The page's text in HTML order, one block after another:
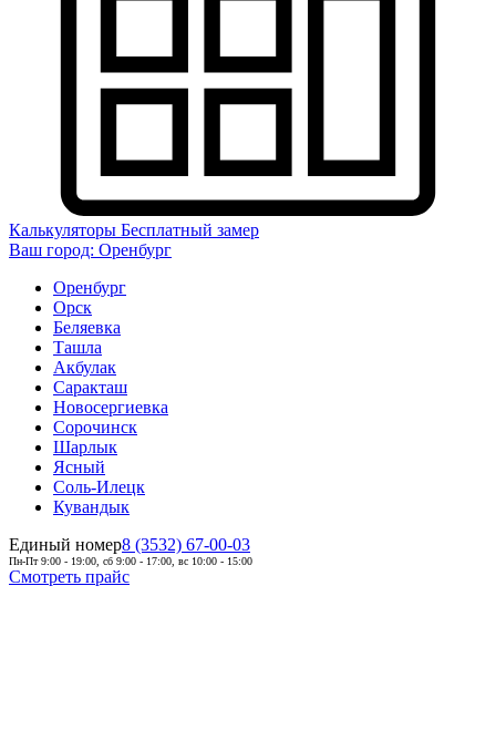
Калькуляторы Бесплатный замер
Ваш город: Оренбург
Оренбург
Орск
Беляевка
Ташла
Акбулак
Саракташ
Новосергиевка
Сорочинск
Шарлык
Ясный
Соль-Илецк
Кувандык
Единый номер8 (3532) 67-00-03
Пн-Пт 9:00 - 19:00, сб 9:00 - 17:00, вс 10:00 - 15:00
Смотреть прайс